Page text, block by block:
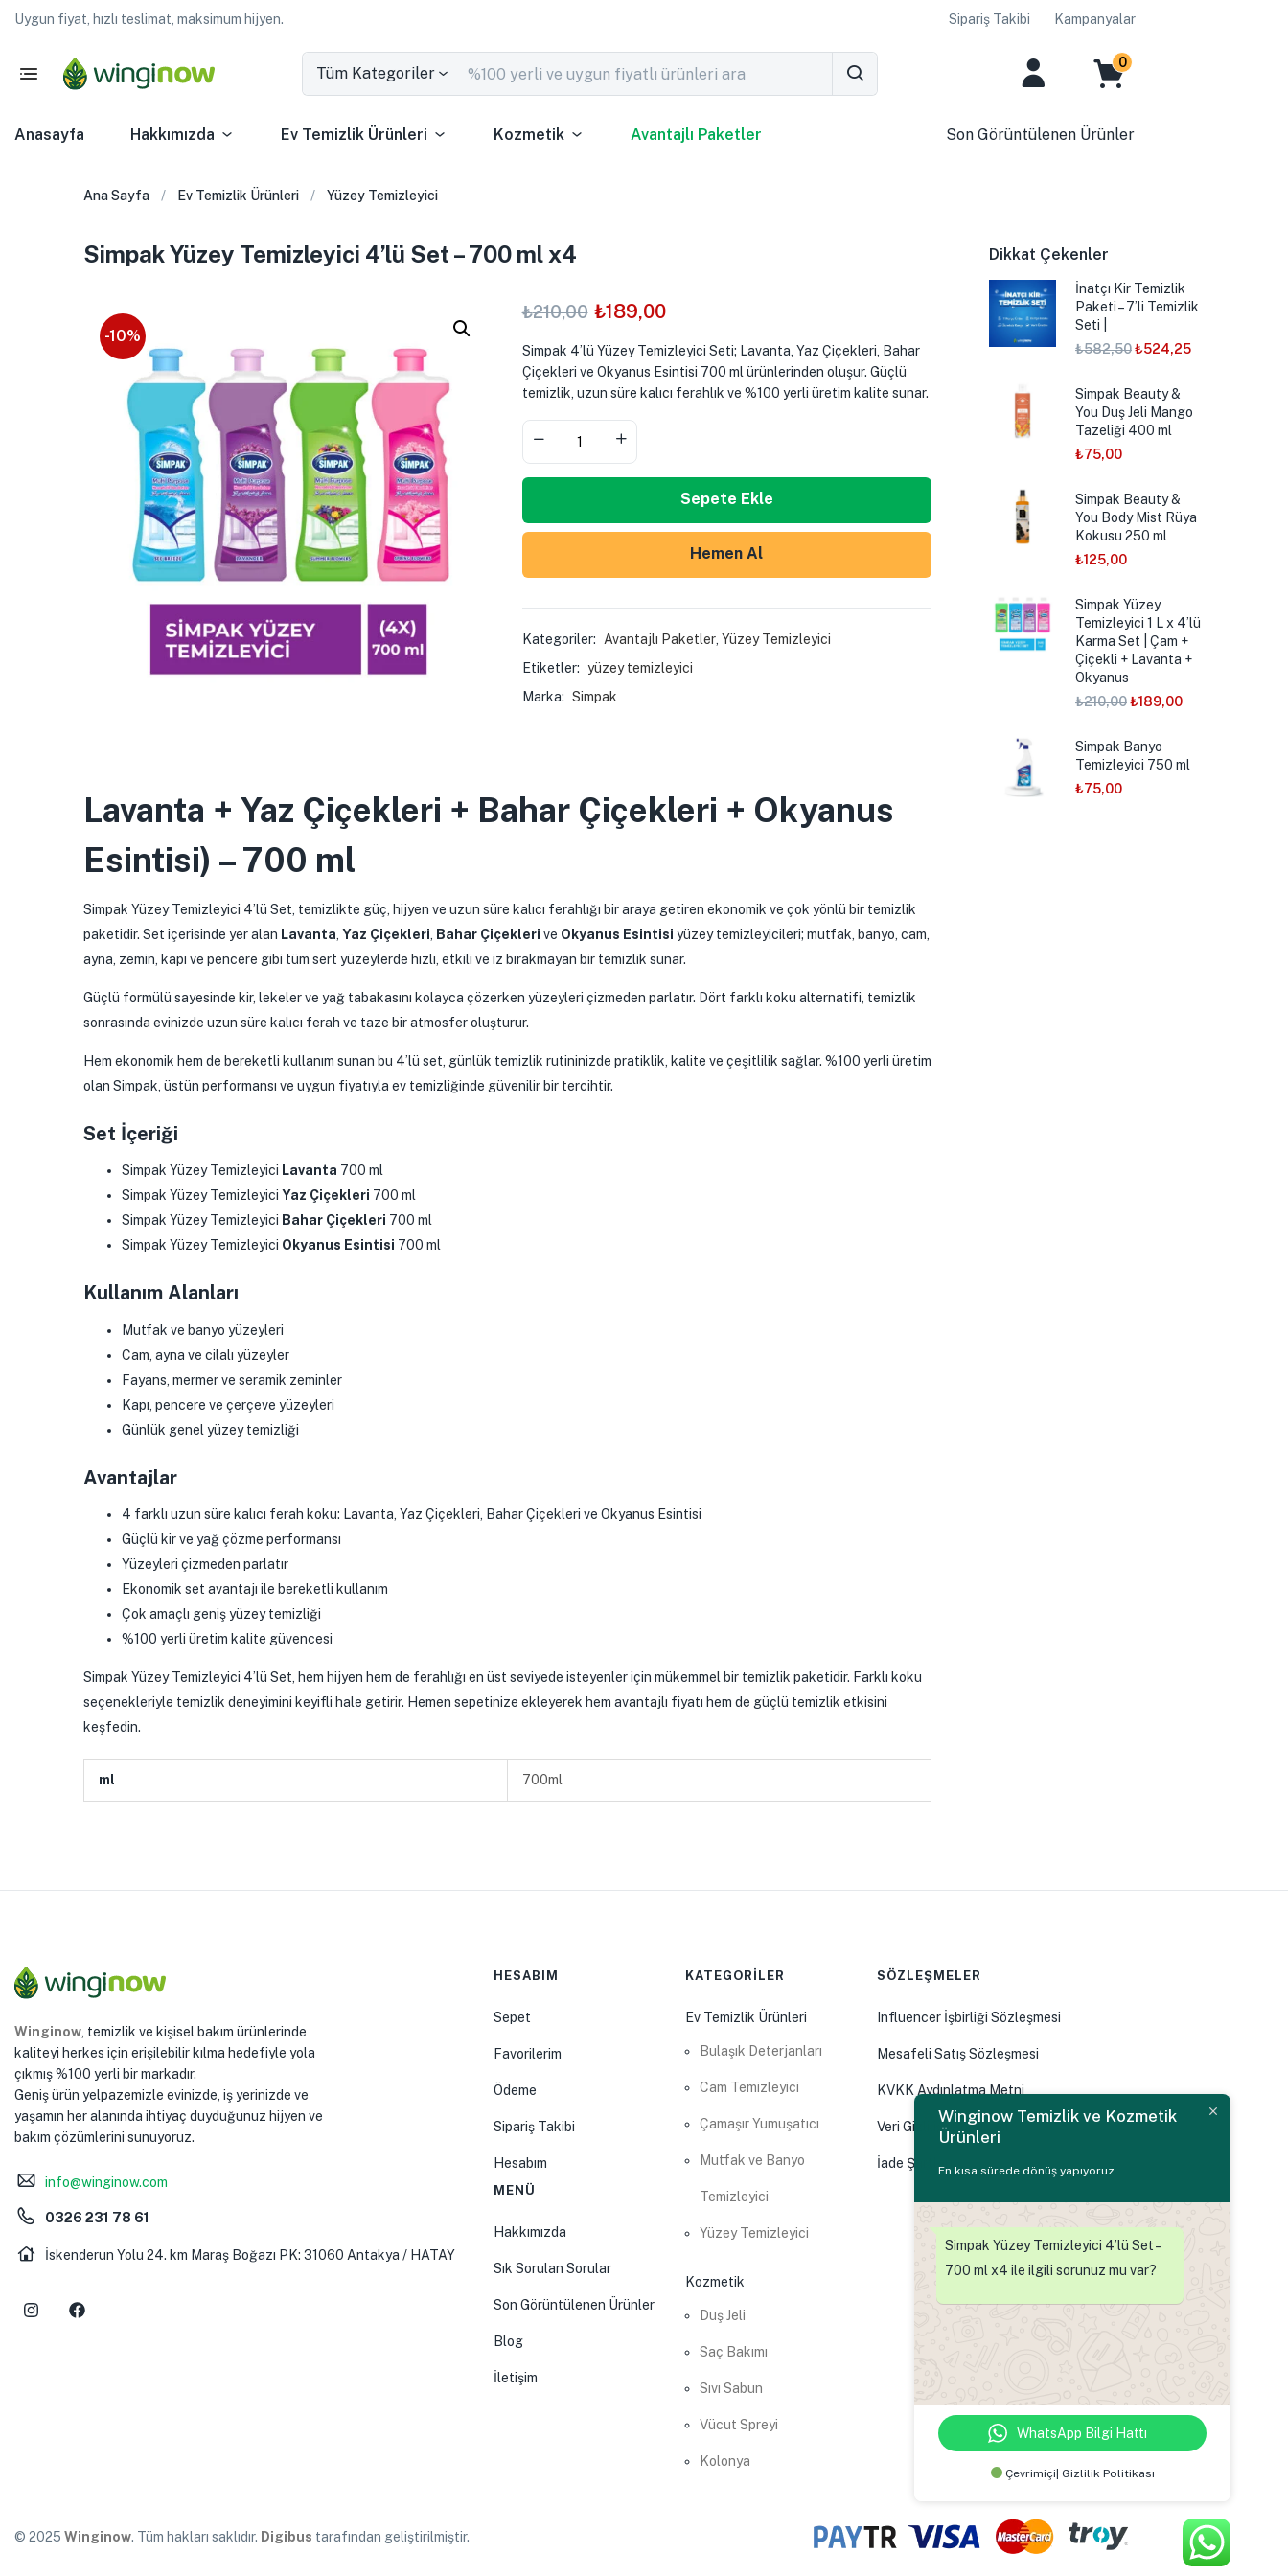
Uygun fiyat, hızlı teslimat, maksimum hijyen. Sipariş Takibi Kampanyalar
Tüm Kategoriler
0
Anasayfa Hakkımızda Ev Temizlik Ürünleri Kozmetik Avantajlı Paketler Son Görüntülenen Ürünler
Ana Sayfa Ev Temizlik Ürünleri Yüzey Temizleyici
Simpak Yüzey Temizleyici 4’lü Set – 700 ml x4
-10%
₺210,00 ₺189,00
Simpak 4’lü Yüzey Temizleyici Seti; Lavanta, Yaz Çiçekleri, Bahar
Çiçekleri ve Okyanus Esintisi 700 ml ürünlerinden oluşur. Güçlü
temizlik, uzun süre kalıcı ferahlık ve %100 yerli üretim kalite sunar.
Sepete Ekle
Hemen Al
Kategoriler: Avantajlı Paketler, Yüzey Temizleyici
Etiketler: yüzey temizleyici
Marka: Simpak
Lavanta + Yaz Çiçekleri + Bahar Çiçekleri + Okyanus
Esintisi) – 700 ml
Simpak Yüzey Temizleyici 4’lü Set, temizlikte güç, hijyen ve uzun süre kalıcı ferahlığı bir araya getiren ekonomik ve çok yönlü bir temizlik
paketidir. Set içerisinde yer alan Lavanta Yaz Çiçekleri Bahar Çiçekleri ve Okyanus Esintisi yüzey temizleyicileri; mutfak, banyo, cam,
ayna, zemin, kapı ve pencere gibi tüm sert yüzeylerde hızlı, etkili ve iz bırakmayan bir temizlik sunar.
Güçlü formülü sayesinde kir, lekeler ve yağ tabakasını kolayca çözerken yüzeyleri çizmeden parlatır. Dört farklı koku alternatifi, temizlik
sonrasında evinizde uzun süre kalıcı ferah ve taze bir atmosfer oluşturur.
Hem ekonomik hem de bereketli kullanım sunan bu 4’lü set, günlük temizlik rutininizde pratiklik, kalite ve çeşitlilik sağlar. %100 yerli üretim
olan Simpak, üstün performansı ve uygun fiyatıyla ev temizliğinde güvenilir bir tercihtir.
Set İçeriği
Simpak Yüzey Temizleyici Lavanta 700 ml
Simpak Yüzey Temizleyici Yaz Çiçekleri 700 ml
Simpak Yüzey Temizleyici Bahar Çiçekleri 700 ml
Simpak Yüzey Temizleyici Okyanus Esintisi 700 ml
Kullanım Alanları
Mutfak ve banyo yüzeyleri
Cam, ayna ve cilalı yüzeyler
Fayans, mermer ve seramik zeminler
Kapı, pencere ve çerçeve yüzeyleri
Günlük genel yüzey temizliği
Avantajlar
4 farklı uzun süre kalıcı ferah koku: Lavanta, Yaz Çiçekleri, Bahar Çiçekleri ve Okyanus Esintisi
Güçlü kir ve yağ çözme performansı
Yüzeyleri çizmeden parlatır
Ekonomik set avantajı ile bereketli kullanım
Çok amaçlı geniş yüzey temizliği
%100 yerli üretim kalite güvencesi
Simpak Yüzey Temizleyici 4’lü Set, hem hijyen hem de ferahlığı en üst seviyede isteyenler için mükemmel bir temizlik paketidir. Farklı koku
seçenekleriyle temizlik deneyimini keyifli hale getirir. Hemen sepetinize ekleyerek hem avantajlı fiyatı hem de güçlü temizlik etkisini
keşfedin.
ml 700ml
Dikkat Çekenler
İnatçı Kir Temizlik
Paketi – 7’li Temizlik
Seti |
₺582,50₺524,25
Simpak Beauty &
You Duş Jeli Mango
Tazeliği 400 ml
₺75,00
Simpak Beauty &
You Body Mist Rüya
Kokusu 250 ml
₺125,00
Simpak Yüzey
Temizleyici 1 L x 4’lü
Karma Set | Çam +
Çiçekli + Lavanta +
Okyanus
₺210,00₺189,00
Simpak Banyo
Temizleyici 750 ml
₺75,00
Winginow , temizlik ve kişisel bakım ürünlerinde
kaliteyi herkes için erişilebilir kılma hedefiyle yola
çıkmış %100 yerli bir markadır.
Geniş ürün yelpazemizle evinizde, iş yerinizde ve
yaşamın her alanında ihtiyaç duyduğunuz hijyen ve
bakım çözümlerini sunuyoruz.
info@winginow.com
0326 231 78 61
İskenderun Yolu 24. km Maraş Boğazı PK: 31060 Antakya / HATAY
HESABIM
Sepet
Favorilerim
Ödeme
Sipariş Takibi
Hesabım
MENÜ
Hakkımızda
Sık Sorulan Sorular
Son Görüntülenen Ürünler
Blog
İletişim
KATEGORİLER
Ev Temizlik Ürünleri
Bulaşık Deterjanları
Cam Temizleyici
Çamaşır Yumuşatıcı
Mutfak ve Banyo
Temizleyici
Yüzey Temizleyici
Kozmetik
Duş Jeli
Saç Bakımı
Sıvı Sabun
Vücut Spreyi
Kolonya
SÖZLEŞMELER
Influencer İşbirliği Sözleşmesi
Mesafeli Satış Sözleşmesi
KVKK Aydınlatma Metni
Veri Gizliliği Politikası
İade Şartları
© 2025 Winginow. Tüm hakları saklıdır. Digibus tarafından geliştirilmiştir.
Winginow Temizlik ve Kozmetik
Ürünleri
En kısa sürede dönüş yapıyoruz.
Simpak Yüzey Temizleyici 4’lü Set –
700 ml x4 ile ilgili sorunuz mu var?
WhatsApp Bilgi Hattı
Çevrimiçi| Gizlilik Politikası